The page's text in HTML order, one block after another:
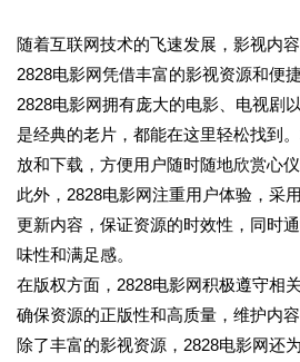
随着互联网技术的飞速发展，影视内
2828电影网凭借丰富的影视资源和便
2828电影网拥有庞大的电影、电视剧
是经典的老片，都能在这里轻松找到
放和下载，方便用户随时随地欣赏心仪
此外，2828电影网注重用户体验，采
更新内容，保证资源的时效性，同时
味性和满足感。
在版权方面，2828电影网积极遵守相
确保资源的正版性和高质量，维护内
除了丰富的影视资源，2828电影网还